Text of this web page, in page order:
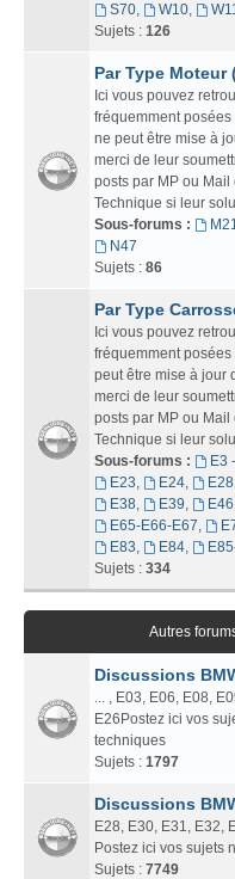
S70, W10,
Sujets : 126
Par Type Moteur
Ici vous pouvez
fréquemment
ne peut être mise à
merci de leur
posts par MP ou
Technique si leur
Sous-forums :
N47
Sujets : 86
Par Type
Ici vous pouvez
fréquemment
peut être mise à jour
merci de leur
posts par MP ou
Technique si leur
Sous-forums :
E3
E23, E24, E28
E38, E39, E46
E65-E66-E67,
E83, E84,
Sujets : 334
Autres
Discussions
... , E03, E06, E08,
E26Postez ici vos
techniques
Sujets : 1797
Discussions
E28, E30, E31, E32,
Postez ici vos sujets
Sujets : 7749